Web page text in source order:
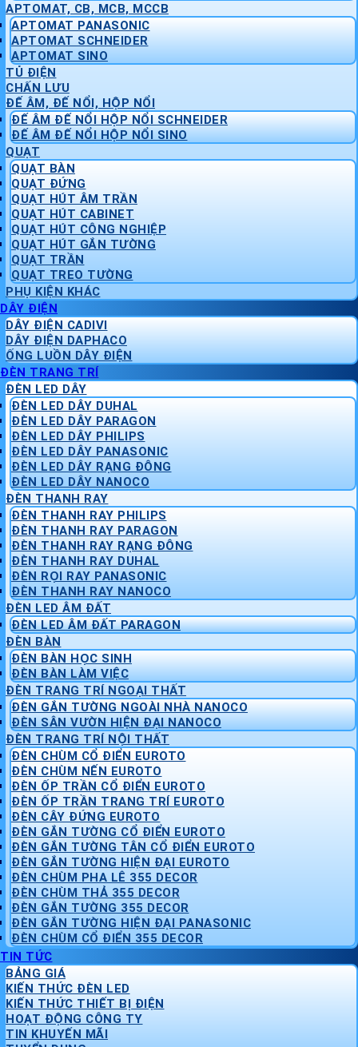
APTOMAT, CB, MCB, MCCB
APTOMAT PANASONIC
APTOMAT SCHNEIDER
APTOMAT SINO
TỦ ĐIỆN
CHẤN LƯU
ĐẾ ÂM, ĐẾ NỔI, HỘP NỔI
ĐẾ ÂM ĐẾ NỔI HỘP NỔI SCHNEIDER
ĐẾ ÂM ĐẾ NỔI HỘP NỔI SINO
QUẠT
QUẠT BÀN
QUẠT ĐỨNG
QUẠT HÚT ÂM TRẦN
QUẠT HÚT CABINET
QUẠT HÚT CÔNG NGHIỆP
QUẠT HÚT GẮN TƯỜNG
QUẠT TRẦN
QUẠT TREO TƯỜNG
PHỤ KIỆN KHÁC
DÂY ĐIỆN
DÂY ĐIỆN CADIVI
DÂY ĐIỆN DAPHACO
ỐNG LUỒN DÂY ĐIỆN
ĐÈN TRANG TRÍ
ĐÈN LED DÂY
ĐÈN LED DÂY DUHAL
ĐÈN LED DÂY PARAGON
ĐÈN LED DÂY PHILIPS
ĐÈN LED DÂY PANASONIC
ĐÈN LED DÂY RẠNG ĐÔNG
ĐÈN LED DÂY NANOCO
ĐÈN THANH RAY
ĐÈN THANH RAY PHILIPS
ĐÈN THANH RAY PARAGON
ĐÈN THANH RAY RẠNG ĐÔNG
ĐÈN THANH RAY DUHAL
ĐÈN RỌI RAY PANASONIC
ĐÈN THANH RAY NANOCO
ĐÈN LED ÂM ĐẤT
ĐÈN LED ÂM ĐẤT PARAGON
ĐÈN BÀN
ĐÈN BÀN HỌC SINH
ĐÈN BÀN LÀM VIỆC
ĐÈN TRANG TRÍ NGOẠI THẤT
ĐÈN GẮN TƯỜNG NGOÀI NHÀ NANOCO
ĐÈN SÂN VƯỜN HIỆN ĐẠI NANOCO
ĐÈN TRANG TRÍ NỘI THẤT
ĐÈN CHÙM CỔ ĐIỂN EUROTO
ĐÈN CHÙM NẾN EUROTO
ĐÈN ỐP TRẦN CỔ ĐIỂN EUROTO
ĐÈN ỐP TRẦN TRANG TRÍ EUROTO
ĐÈN CÂY ĐỨNG EUROTO
ĐÈN GẮN TƯỜNG CỔ ĐIỂN EUROTO
ĐÈN GẮN TƯỜNG TÂN CỔ ĐIỂN EUROTO
ĐÈN GẮN TƯỜNG HIỆN ĐẠI EUROTO
ĐÈN CHÙM PHA LÊ 355 DECOR
ĐÈN CHÙM THẢ 355 DECOR
ĐÈN GẮN TƯỜNG 355 DECOR
ĐÈN GẮN TƯỜNG HIỆN ĐẠI PANASONIC
ĐÈN CHÙM CỔ ĐIỂN 355 DECOR
TIN TỨC
BẢNG GIÁ
KIẾN THỨC ĐÈN LED
KIẾN THỨC THIẾT BỊ ĐIỆN
HOẠT ĐỘNG CÔNG TY
TIN KHUYẾN MÃI